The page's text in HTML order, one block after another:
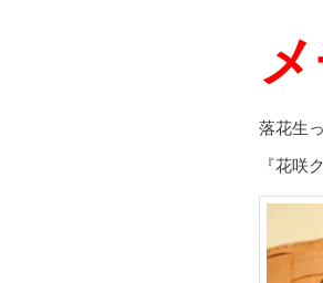
落花生
『花咲